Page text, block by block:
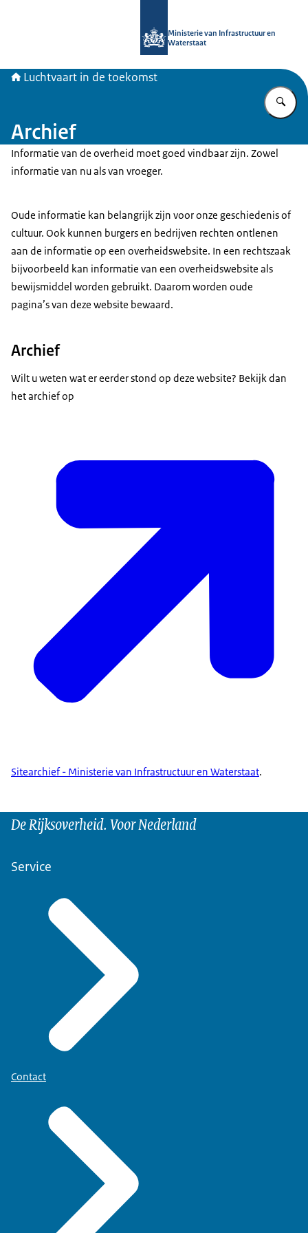
Ministerie van Infrastructuur en
Waterstaat
Luchtvaart in de toekomst
Archief
Informatie van de overheid moet goed vindbaar zijn. Zowel
informatie van nu als van vroeger.
Oude informatie kan belangrijk zijn voor onze geschiedenis of
cultuur. Ook kunnen burgers en bedrijven rechten ontlenen
aan de informatie op een overheidswebsite. In een rechtszaak
bijvoorbeeld kan informatie van een overheidswebsite als
bewijsmiddel worden gebruikt. Daarom worden oude
pagina’s van deze website bewaard.
Archief
Wilt u weten wat er eerder stond op deze website? Bekijk dan
het archief op
Sitearchief - Ministerie van Infrastructuur en Waterstaat.
De Rijksoverheid. Voor Nederland
Service
Contact